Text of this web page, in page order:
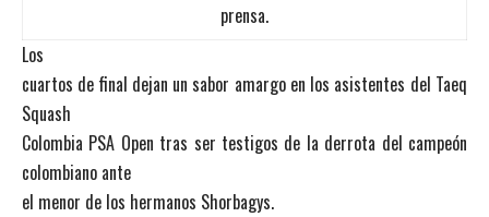
prensa.
Los
cuartos de final dejan un sabor amargo en los asistentes del Taeq
Squash
Colombia PSA Open tras ser testigos de la derrota del campeón
colombiano ante
el menor de los hermanos Shorbagys.